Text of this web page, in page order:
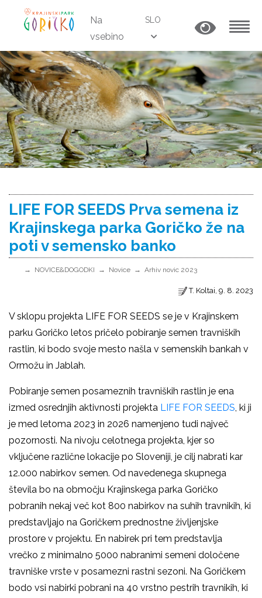
Na
vsebino
SLO
LIFE FOR SEEDS Prva semena iz
Krajinskega parka Goričko že na
poti v semensko banko
NOVICE&DOGODKI Novice Arhiv novic 2023
T. Koltai, 9. 8. 2023
V sklopu projekta LIFE FOR SEEDS se je v Krajinskem
parku Goričko letos pričelo pobiranje semen travniških
rastlin, ki bodo svoje mesto našla v semenskih bankah v
Ormožu in Jablah.
Pobiranje semen posameznih travniških rastlin je ena
izmed osrednjih aktivnosti projekta LIFE FOR SEEDS, ki ji
je med letoma 2023 in 2026 namenjeno tudi največ
pozornosti. Na nivoju celotnega projekta, kjer so
vključene različne lokacije po Sloveniji, je cilj nabrati kar
12.000 nabirkov semen. Od navedenega skupnega
števila bo na območju Krajinskega parka Goričko
pobranih nekaj več kot 800 nabirkov na suhih travnikih, ki
predstavljajo na Goričkem prednostne življenjske
prostore v projektu. En nabirek pri tem predstavlja
vrečko z minimalno 5000 nabranimi semeni določene
travniške vrste v posamezni rastni sezoni. Na Goričkem
bodo vsi nabirki pobrani na 40 vrstno pestrih travnikih, ki